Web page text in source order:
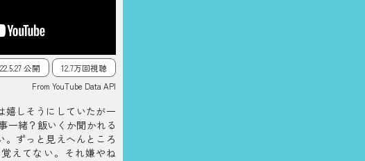
公開
12.7万回視聴
From YouTube Data API
嬉しそうにしていたが一
一緒？飯いくか聞かれる
。ずっと見えへんところ
えてない。それ嫌やね